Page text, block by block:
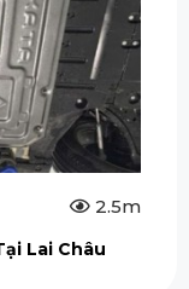
2.5m
Lai Châu